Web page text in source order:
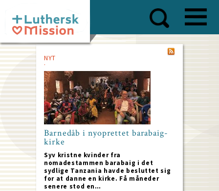
main
content
NYT
Barnedåb i nyoprettet barabaig-
kirke
Syv kristne kvinder fra
nomadestammen barabaig i det
sydlige Tanzania havde besluttet sig
for at danne en kirke. Få måneder
senere stod en…